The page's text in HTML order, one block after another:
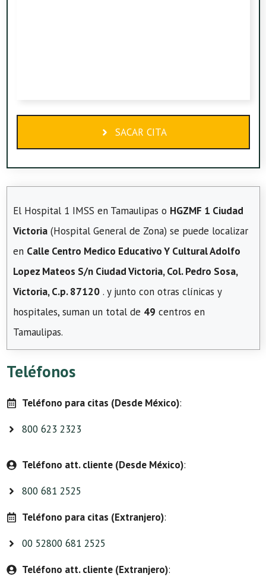
SACAR CITA
El Hospital 1 IMSS en Tamaulipas o HGZMF 1 Ciudad
Victoria (Hospital General de Zona) se puede localizar
en Calle Centro Medico Educativo Y Cultural Adolfo
Lopez Mateos S/n Ciudad Victoria, Col. Pedro Sosa,
Victoria, C.p. 87120 . y junto con otras clínicas y
hospitales, suman un total de 49 centros en
Tamaulipas.
Teléfonos
Teléfono para citas (Desde México):
800 623 2323
Teléfono att. cliente (Desde México):
800 681 2525
Teléfono para citas (Extranjero):
00 52800 681 2525
Teléfono att. cliente (Extranjero):